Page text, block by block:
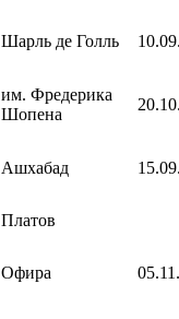
Шарль де Голль
им. Фредерика
Шопена
Ашхабад
Платов
Офира